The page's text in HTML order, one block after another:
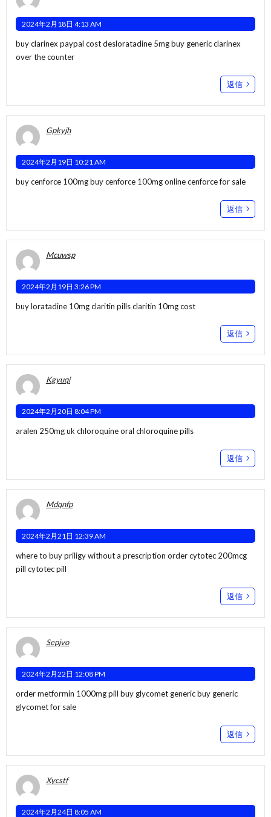
2024年2月18日 4:13 AM
buy clarinex paypal cost desloratadine 5mgbuy generic clarinex
over the counter
返信
Gpkyjh
2024年2月19日 10:21 AM
buy cenforce 100mgbuy cenforce 100mg onlinecenforce for sale
返信
Mcuwsp
2024年2月19日 3:26 PM
buy loratadine 10mgclaritin pillsclaritin 10mg cost
返信
Kgyuqi
2024年2月20日 8:04 PM
aralen 250mg uk chloroquine oral chloroquine pills
返信
Mdqnfp
2024年2月21日 12:39 AM
where to buy priligy without a prescription order cytotec 200mcg
pill cytotec pill
返信
Sepjvo
2024年2月22日 12:08 PM
order metformin 1000mg pill buy glycomet genericbuy generic
glycomet for sale
返信
Xycstf
2024年2月24日 8:05 AM